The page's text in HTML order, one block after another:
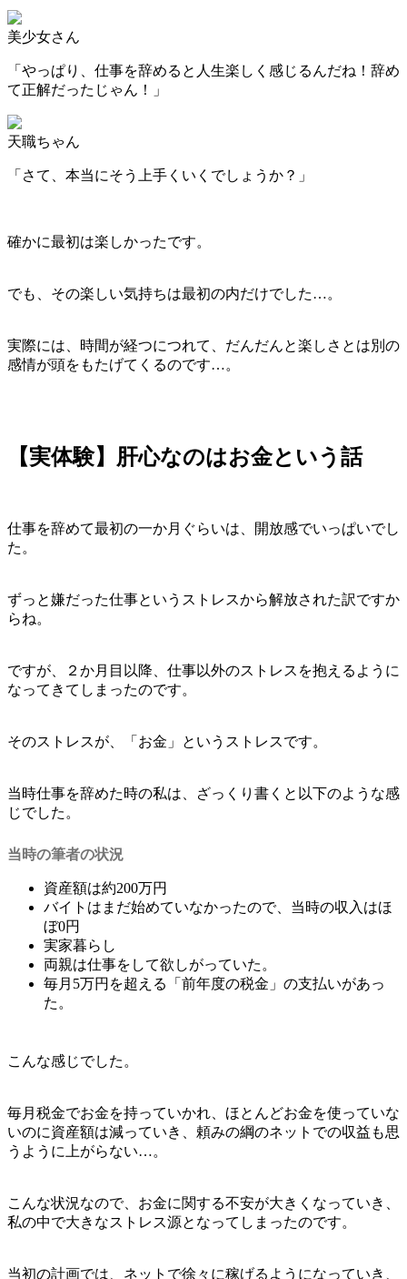
美少女さん
「やっぱり、仕事を辞めると人生楽しく感じるんだね！辞め
て正解だったじゃん！」
天職ちゃん
「さて、本当にそう上手くいくでしょうか？」
確かに最初は楽しかったです。
でも、その楽しい気持ちは最初の内だけでした…。
実際には、時間が経つにつれて、だんだんと楽しさとは別の
感情が頭をもたげてくるのです…。
【実体験】肝心なのはお金という話
仕事を辞めて最初の一か月ぐらいは、開放感でいっぱいでし
た。
ずっと嫌だった仕事というストレスから解放された訳ですか
らね。
ですが、２か月目以降、仕事以外のストレスを抱えるように
なってきてしまったのです。
そのストレスが、「お金」というストレスです。
当時仕事を辞めた時の私は、ざっくり書くと以下のような感
じでした。
当時の筆者の状況
資産額は約200万円
バイトはまだ始めていなかったので、当時の収入はほ
ぼ0円
実家暮らし
両親は仕事をして欲しがっていた。
毎月5万円を超える「前年度の税金」の支払いがあっ
た。
こんな感じでした。
毎月税金でお金を持っていかれ、ほとんどお金を使っていな
いのに資産額は減っていき、頼みの綱のネットでの収益も思
うように上がらない…。
こんな状況なので、お金に関する不安が大きくなっていき、
私の中で大きなストレス源となってしまったのです。
当初の計画では、ネットで徐々に稼げるようになっていき、